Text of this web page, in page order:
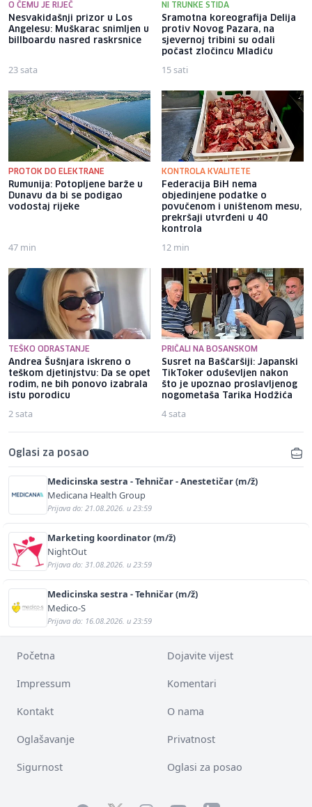
O ČEMU JE RIJEČ
Nesvakidašnji prizor u Los
Angelesu: Muškarac snimljen u
billboardu nasred raskrsnice
23 sata
NI TRUNKE STIDA
Sramotna koreografija Delija
protiv Novog Pazara, na
sjevernoj tribini su odali
počast zločincu Mladiću
15 sati
PROTOK DO ELEKTRANE
Rumunija: Potopljene barže u
Dunavu da bi se podigao
vodostaj rijeke
47 min
KONTROLA KVALITETE
Federacija BiH nema
objedinjene podatke o
povučenom i uništenom mesu,
prekršaji utvrđeni u 40
kontrola
12 min
TEŠKO ODRASTANJE
Andrea Šušnjara iskreno o
teškom djetinjstvu: Da se opet
rodim, ne bih ponovo izabrala
istu porodicu
2 sata
PRIČALI NA BOSANSKOM
Susret na Baščaršiji: Japanski
TikToker oduševljen nakon
što je upoznao proslavljenog
nogometaša Tarika Hodžića
4 sata
Oglasi za posao
Medicinska sestra - Tehničar - Anestetičar (m/ž)
Medicana Health Group
Prijava do: 21.08.2026. u 23:59
Marketing koordinator (m/ž)
NightOut
Prijava do: 31.08.2026. u 23:59
Medicinska sestra - Tehničar (m/ž)
Medico-S
Prijava do: 16.08.2026. u 23:59
Početna Dojavite vijest
Impressum Komentari
Kontakt O nama
Oglašavanje Privatnost
Sigurnost Oglasi za posao